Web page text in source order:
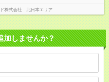
ド株式会社 北日本エリア
加しませんか？